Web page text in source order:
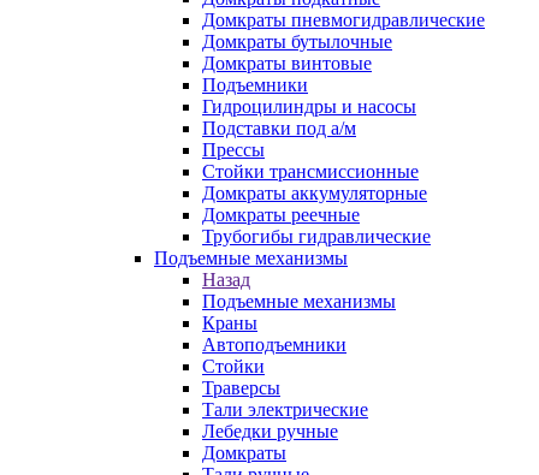
Домкраты пневмогидравлические
Домкраты бутылочные
Домкраты винтовые
Подъемники
Гидроцилиндры и насосы
Подставки под а/м
Прессы
Стойки трансмиссионные
Домкраты аккумуляторные
Домкраты реечные
Трубогибы гидравлические
Подъемные механизмы
Назад
Подъемные механизмы
Краны
Автоподъемники
Стойки
Траверсы
Тали электрические
Лебедки ручные
Домкраты